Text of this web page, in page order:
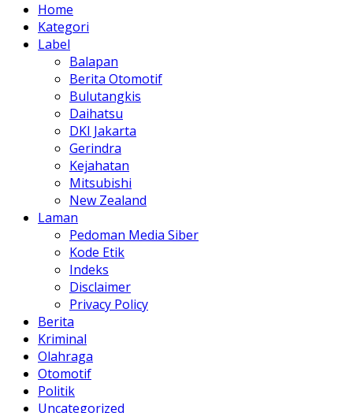
Home
Kategori
Label
Balapan
Berita Otomotif
Bulutangkis
Daihatsu
DKI Jakarta
Gerindra
Kejahatan
Mitsubishi
New Zealand
Laman
Pedoman Media Siber
Kode Etik
Indeks
Disclaimer
Privacy Policy
Berita
Kriminal
Olahraga
Otomotif
Politik
Uncategorized